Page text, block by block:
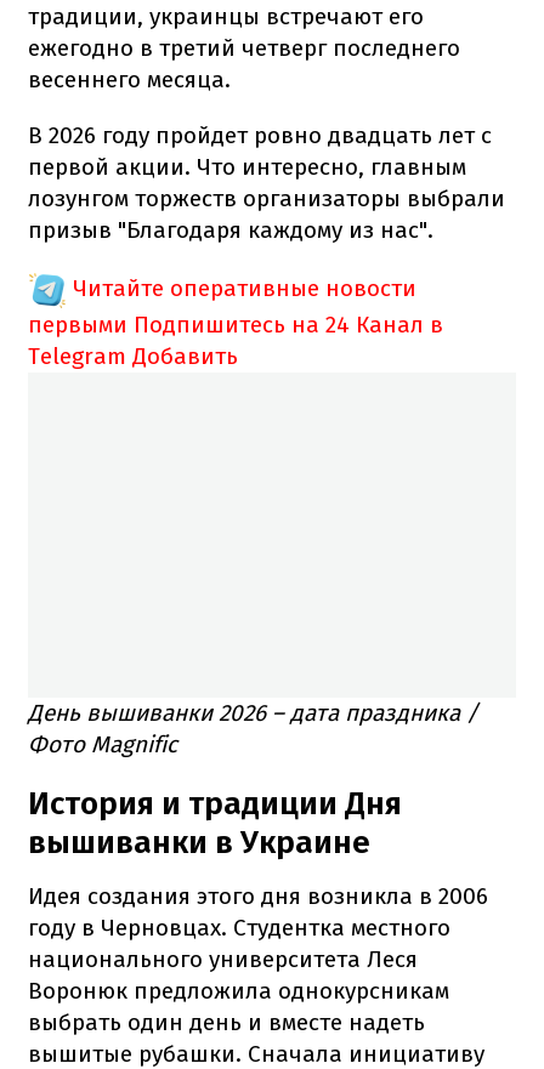
традиции, украинцы встречают его
ежегодно в третий четверг последнего
весеннего месяца.
В 2026 году пройдет ровно двадцать лет с
первой акции. Что интересно, главным
лозунгом торжеств организаторы выбрали
призыв "Благодаря каждому из нас".
Читайте оперативные новости
первыми Подпишитесь на 24 Канал в
Telegram Добавить
День вышиванки 2026 – дата праздника /
Фото Magnific
История и традиции Дня
вышиванки в Украине
Идея создания этого дня возникла в 2006
году в Черновцах. Студентка местного
национального университета Леся
Воронюк предложила однокурсникам
выбрать один день и вместе надеть
вышитые рубашки. Сначала инициативу